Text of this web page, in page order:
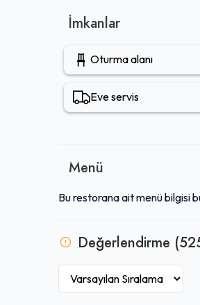
İmkanlar
Oturma alanı
Eve servis
Menü
Bu restorana ait menü bilgisi
Değerlendirme